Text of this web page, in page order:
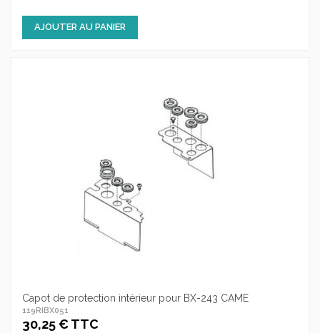
AJOUTER AU PANIER
Capot de protection intérieur pour BX-243 CAME
119RIBX051
30,25 € TTC